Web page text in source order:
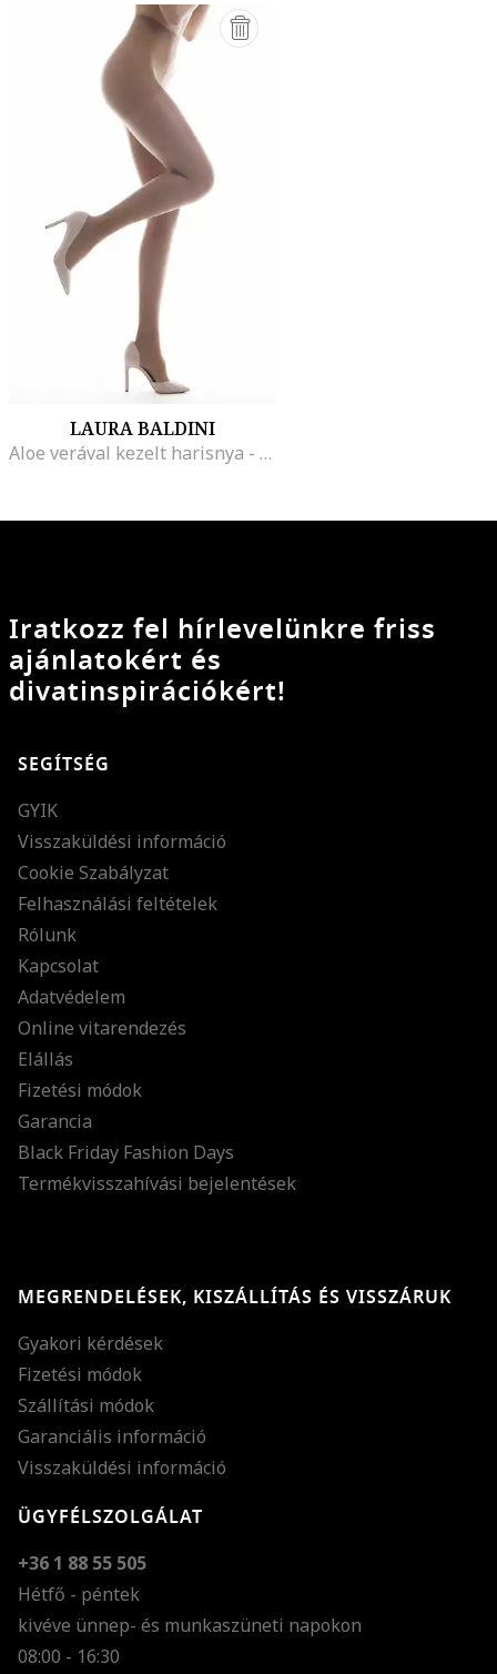
LAURA BALDINI
Aloe verával kezelt harisnya - 15 DEN, Barna
Iratkozz fel hírlevelünkre friss
ajánlatokért és
divatinspirációkért!
SEGÍTSÉG
GYIK
Visszaküldési információ
Cookie Szabályzat
Felhasználási feltételek
Rólunk
Kapcsolat
Adatvédelem
Online vitarendezés
Elállás
Fizetési módok
Garancia
Black Friday Fashion Days
Termékvisszahívási bejelentések
MEGRENDELÉSEK, KISZÁLLÍTÁS ÉS VISSZÁRUK
Gyakori kérdések
Fizetési módok
Szállítási módok
Garanciális információ
Visszaküldési információ
ÜGYFÉLSZOLGÁLAT
+36 1 88 55 505
Hétfő - péntek
kivéve ünnep- és munkaszüneti napokon
08:00 - 16:30